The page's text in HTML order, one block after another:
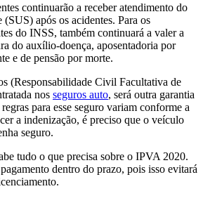
continuarão a receber atendimento do
após os acidentes. Para os
do INSS, também continuará a valer a
do auxílio-doença, aposentadoria por
e de pensão por morte.
(Responsabilidade Civil Facultativa de
nos seguros auto, será outra garantia
para esse seguro variam conforme a
a indenização, é preciso que o veículo
seguro.
tudo o que precisa sobre o IPVA 2020.
dentro do prazo, pois isso evitará